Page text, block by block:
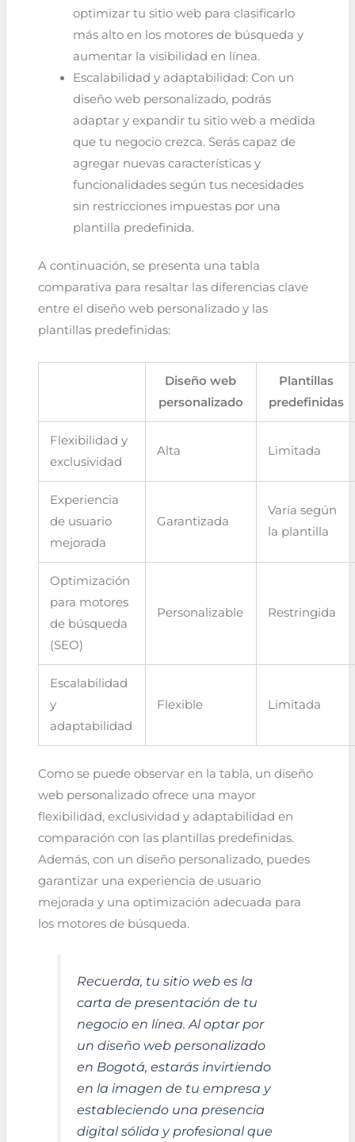
optimizar tu sitio web para clasificarlo
más alto en los motores de búsqueda y
aumentar la visibilidad en línea.
Escalabilidad y adaptabilidad: Con un
diseño web personalizado, podrás
adaptar y expandir tu sitio web a medida
que tu negocio crezca. Serás capaz de
agregar nuevas características y
funcionalidades según tus necesidades
sin restricciones impuestas por una
plantilla predefinida.
A continuación, se presenta una tabla
comparativa para resaltar las diferencias clave
entre el diseño web personalizado y las
plantillas predefinidas:
Diseño web
personalizado
Plantillas
predefinidas
Flexibilidad y
exclusividad
Alta Limitada
Experiencia
de usuario
mejorada
Garantizada
Varía según
la plantilla
Optimización
para motores
de búsqueda
(SEO)
Personalizable Restringida
Escalabilidad
y
adaptabilidad
Flexible Limitada
Como se puede observar en la tabla, un diseño
web personalizado ofrece una mayor
flexibilidad, exclusividad y adaptabilidad en
comparación con las plantillas predefinidas.
Además, con un diseño personalizado, puedes
garantizar una experiencia de usuario
mejorada y una optimización adecuada para
los motores de búsqueda.
Recuerda, tu sitio web es la
carta de presentación de tu
negocio en línea. Al optar por
un diseño web personalizado
en Bogotá, estarás invirtiendo
en la imagen de tu empresa y
estableciendo una presencia
digital sólida y profesional que